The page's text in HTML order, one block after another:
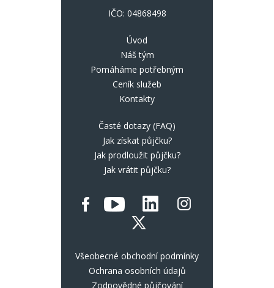
IČO: 04868498
Úvod
Náš tým
Pomáháme potřebným
Ceník služeb
Kontakty
Časté dotazy (FAQ)
Jak získat půjčku?
Jak prodloužit půjčku?
Jak vrátit půjčku?
Všeobecné obchodní podmínky
Ochrana osobních údajů
Zodpovědné půjčování